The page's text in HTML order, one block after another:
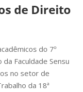
de Direito
do 7º
Faculdade Sensu
no setor de
da 18ª